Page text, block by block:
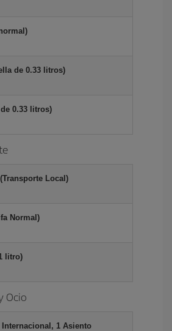
de 0.33 litros)
0.33 litros)
Local)
Normal)
litro)
Ocio
1 Asiento